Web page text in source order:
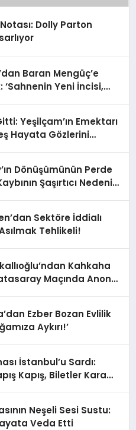
Dolly Parton
Baran Mengüç’e
‘Sahnenin Yeni İncisi,
Gitti: Yeşilçam’ın Emektarı
Hayata Gözlerini
Dönüşümünün Perde
Şaşırtıcı Nedeni
Sektöre İddialı
Tehlikeli!
Kahkaha
Maçında Anons
Ezber Bozan Evlilik
Aykırı!’
İstanbul’u Sardı:
Kapış, Biletler Kara
Neşeli Sesi Sustu:
Veda Etti